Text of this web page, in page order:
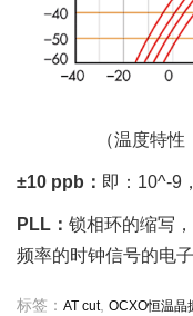
（温度特
±10 ppb： 即：10^-9
PLL： 锁相环的缩写
频率的时钟信号的电子
标签： AT cut, OCXO恒温晶